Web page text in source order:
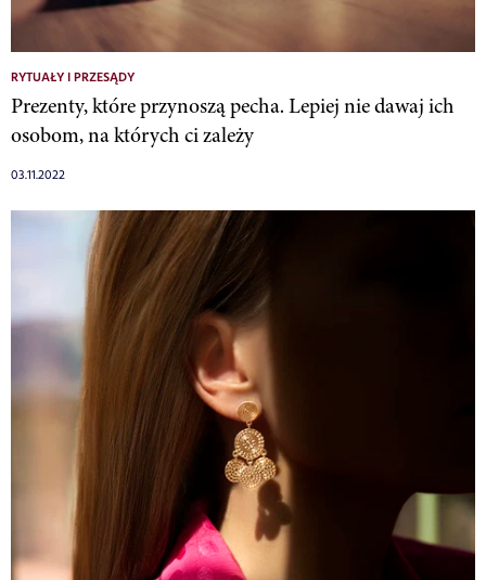
RYTUAŁY I PRZESĄDY
Prezenty, które przynoszą pecha. Lepiej nie dawaj ich
osobom, na których ci zależy
03.11.2022